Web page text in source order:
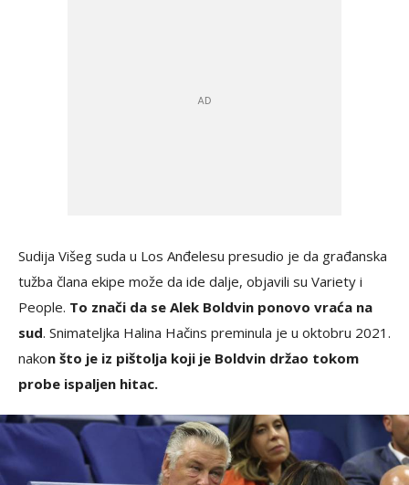
Sudija Višeg suda u Los Anđelesu presudio je da građanska
tužba člana ekipe može da ide dalje, objavili su Variety i
People. To znači da se Alek Boldvin ponovo vraća na
sud. Snimateljka Halina Hačins preminula je u oktobru 2021.
nakon što je iz pištolja koji je Boldvin držao tokom
probe ispaljen hitac.